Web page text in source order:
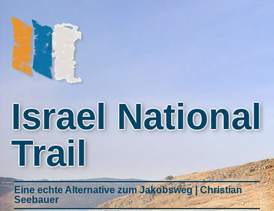
Israel National
Trail
Eine echte Alternative zum Jakobsweg | Christian
Seebauer